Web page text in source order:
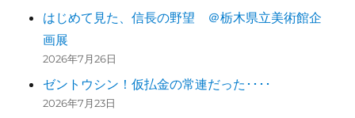
はじめて見た、信長の野望 ＠栃木県立美術館企
画展
2026年7月26日
ゼントウシン！仮払金の常連だった････
2026年7月23日